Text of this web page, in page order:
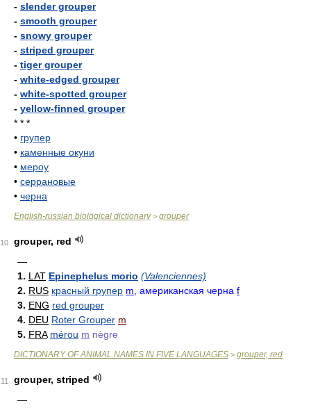
- slender grouper
- smooth grouper
- snowy grouper
- striped grouper
- tiger grouper
- white-edged grouper
- white-spotted grouper
- yellow-finned grouper
* * *
• групер
• каменные окуни
• мероу
• серрановые
• черна
English-russian biological dictionary> grouper
10
grouper, red
—
1. LAT Epinephelus morio (Valenciennes)
2. RUS красный групер m , американская черна f
3. ENG red grouper
4. DEU Roter Grouper m
5. FRA mérou m nègre
DICTIONARY OF ANIMAL NAMES IN FIVE LANGUAGES > grouper, red
11
grouper, striped
—